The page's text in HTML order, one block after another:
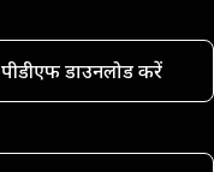
पीडीएफ डाउनलोड करें